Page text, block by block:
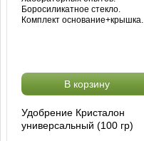
Боросиликатное стекло.
Комплект основание+крышка.
В корзину
Удобрение Кристалон
универсальный (100 гр)